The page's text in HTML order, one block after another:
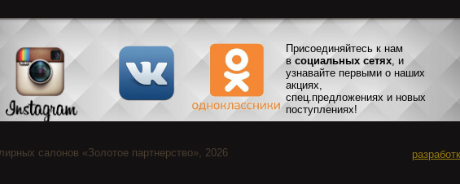
Присоединяйтесь к нам
в социальных сетях, и
узнавайте первыми о наших
акциях,
спец.предложениях и новых
поступлениях!
салонов «Золотое партнерство», 2026